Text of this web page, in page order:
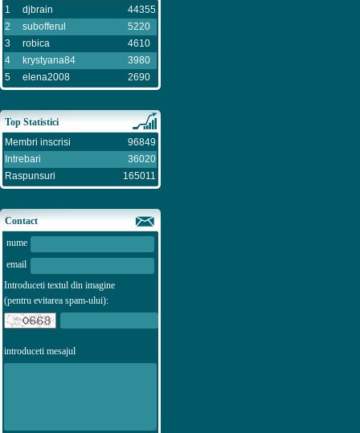
1
djbrain
44355
2
subofferul
5220
3
robica
4610
4
krystyana84
3980
5
elena2008 2690
Top Statistici
Membri inscrisi
96849
Intrebari
36020
Raspunsuri
165011
Contact
nume
email
Introduceti textul din imagine
(pentru evitarea spam-ului):
introduceti mesajul